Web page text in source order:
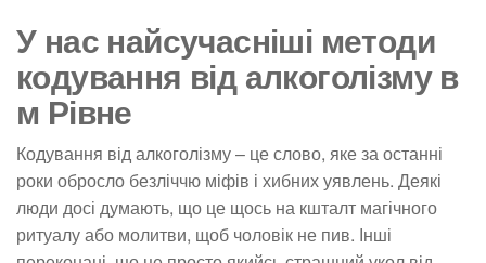
У нас найсучасніші методи
кодування від алкоголізму в
м Рівне
Кодування від алкоголізму – це слово, яке за останні
роки обросло безліччю міфів і хибних уявлень. Деякі
люди досі думають, що це щось на кшталт магічного
ритуалу або молитви, щоб чоловік не пив. Інші